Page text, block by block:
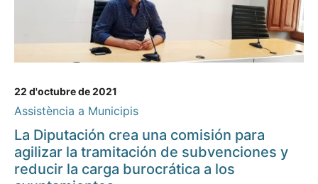
22 d'octubre de 2021
Assistència a Municipis
La Diputación crea una comisión para
agilizar la tramitación de subvenciones y
reducir la carga burocrática a los